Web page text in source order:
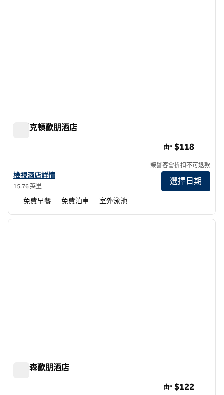
斯托克頓歡朋酒店
查看斯托克頓歡朋酒店詳情
檢視酒店詳情
15.76 英里
由* $118
榮譽客會折扣不可退款
選擇日期
免費早餐 免費泊車 室外泳池
第 1 頁，共 12 頁
下一
帕特森歡朋酒店
由* $122